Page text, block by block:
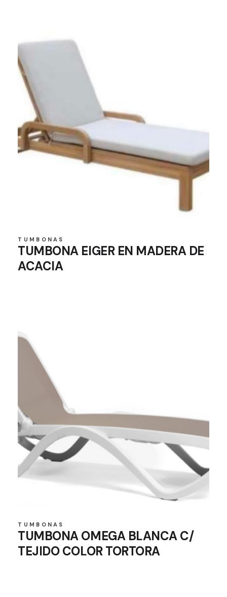
TUMBONAS
TUMBONA EIGER EN MADERA DE
ACACIA
TUMBONAS
TUMBONA OMEGA BLANCA C/
TEJIDO COLOR TORTORA